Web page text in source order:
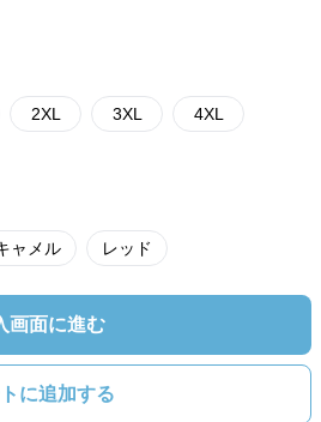
2XL 3XL 4XL
ャメル レッド
画面に進む
に追加する